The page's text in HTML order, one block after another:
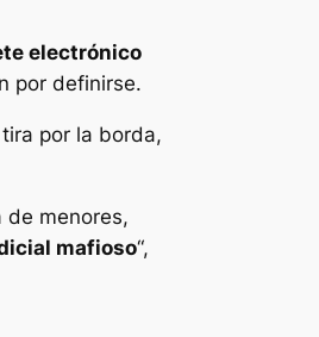
electrónico
por definirse.
por la borda,
de menores,
mafioso“,